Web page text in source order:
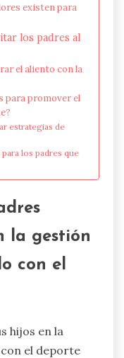
existen para
los padres al
el aliento con la
para promover el
estrategias de
los padres que
la gestión
con el
hijos en la
el deporte